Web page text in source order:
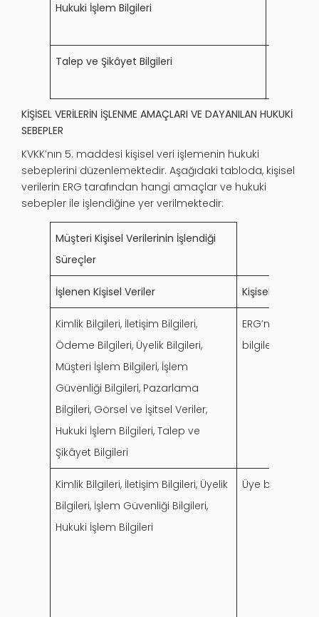
Hukuki İşlem Bilgileri
Talep ve Şikâyet Bilgileri
KİŞİSEL VERİLERİN İŞLENME AMAÇLARI VE DAYANILAN HUKUKİ
SEBEPLER
KVKK’nın 5. maddesi kişisel veri işlemenin hukuki
sebeplerini düzenlemektedir. Aşağıdaki tabloda, kişisel
verilerin ERG tarafından hangi amaçlar ve hukuki
sebepler ile işlendiğine yer verilmektedir:
Müşteri Kişisel Verilerinin İşlendiği
Süreçler
İşlenen Kişisel Veriler Kişisel Veri
Kimlik Bilgileri, İletişim Bilgileri,
Ödeme Bilgileri, Üyelik Bilgileri,
Müşteri İşlem Bilgileri, İşlem
Güvenliği Bilgileri, Pazarlama
Bilgileri, Görsel ve İşitsel Veriler,
Hukuki İşlem Bilgileri, Talep ve
Şikâyet Bilgileri
ERG’nin tabi
bilgilendirme
Kimlik Bilgileri, İletişim Bilgileri, Üyelik
Bilgileri, İşlem Güvenliği Bilgileri,
Hukuki İşlem Bilgileri
Üye bilgilerinin